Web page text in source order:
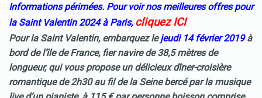
Informations périmées. Pour voir nos meilleures offres pour
la Saint Valentin 2024 à Paris, cliquez ICI
Pour la Saint Valentin, embarquez lejeudi 14 février 2019à
bord de l’île de France, fier navire de 38,5 mètres de
longueur, qui vous propose un délicieux dîner-croisière
romantique de 2h30 au fil de la Seine bercé par la musique